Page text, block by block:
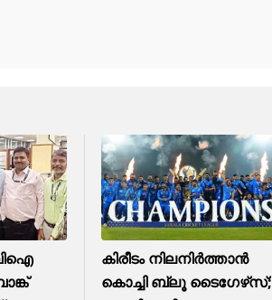
കിരീടം നിലനിര്‍ത്താന്‍
കൊച്ചി ബ്ലൂ ടൈഗേഴ്‌സ്;